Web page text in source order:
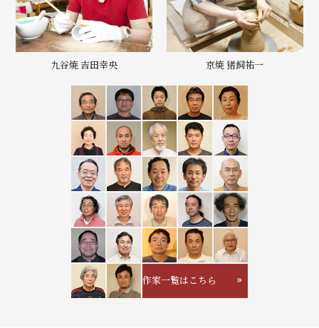
九谷焼 吉田幸央 京焼 猪飼祐一
作家一覧はこちら